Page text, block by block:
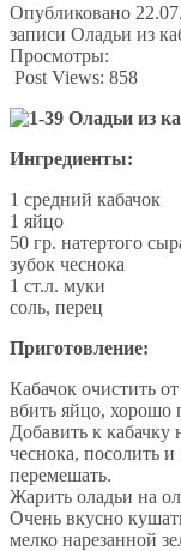
Опубликовано
записи Оладьи из
Просмотры:
Post Views: 858
Ингредиенты:
1 средний кабачок
1 яйцо
50 гр. натертого
зубок чеснока
1 ст.л. муки
соль, перец
Приготовление:
Кабачок очистить
вбить яйцо, хорошо
Добавить к
чеснока, посолить
перемешать.
Жарить оладьи на
Очень вкусно
мелко нарезанной